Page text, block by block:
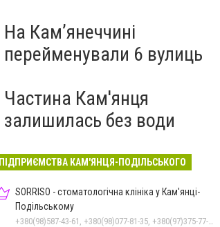
На Камʼянеччині
перейменували 6 вулиць
Частина Кам'янця
залишилась без води
ПІДПРИЄМСТВА КАМ'ЯНЦЯ-ПОДІЛЬСЬКОГО
SORRISO - стоматологічна клініка у Кам'янці-
Подільському
+380(98)587-43-61, +380(98)077-81-35, +380(97)375-77-72, +380(97)982-31-07